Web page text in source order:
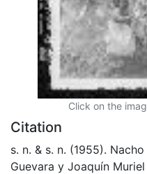
Click on the
Citation
s. n. & s. n. (1955).
Guevara y Joaquín